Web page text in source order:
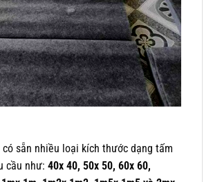
sẵn nhiều loại kích thước dạng tấm
cầu như: 40x 40, 50x 50, 60x 60,